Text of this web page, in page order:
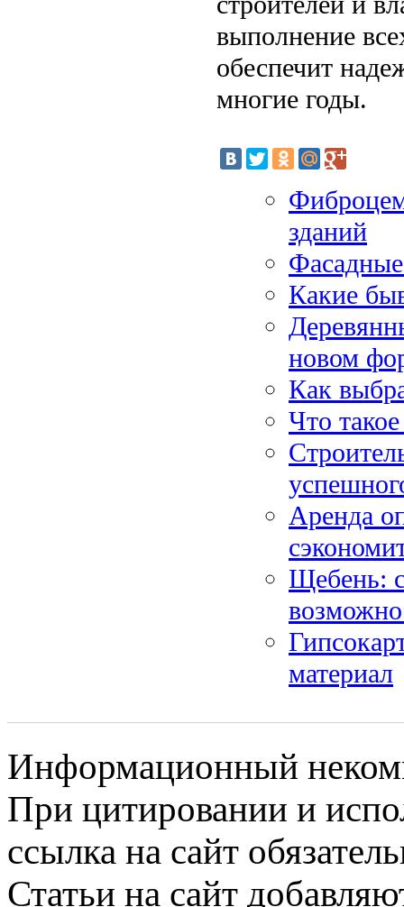
выполнение
обеспечит
многие годы.
зданий
Какие
новом
Как
Что
Аренда
Щебень:
материал
Информационный
При цитировании и
ссылка на сайт
Статьи на сайт